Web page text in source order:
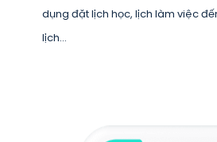
dụng đặt lịch học, lịch làm việc
lịch…